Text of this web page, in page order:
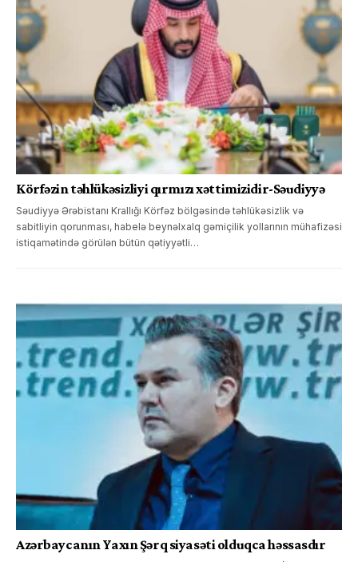
Körfəzin təhlükəsizliyi qırmızı xəttimizidir-Səudiyyə
Səudiyyə Ərəbistanı Krallığı Körfəz bölgəsində təhlükəsizlik və
sabitliyin qorunması, habelə beynəlxalq gəmiçilik yollarının mühafizəsi
istiqamətində görülən bütün qətiyyətli…
Azərbaycanın Yaxın Şərq siyasəti olduqca həssasdır